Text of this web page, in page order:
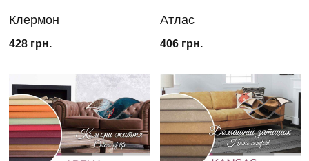
Клермон
428 грн.
Атлас
406 грн.